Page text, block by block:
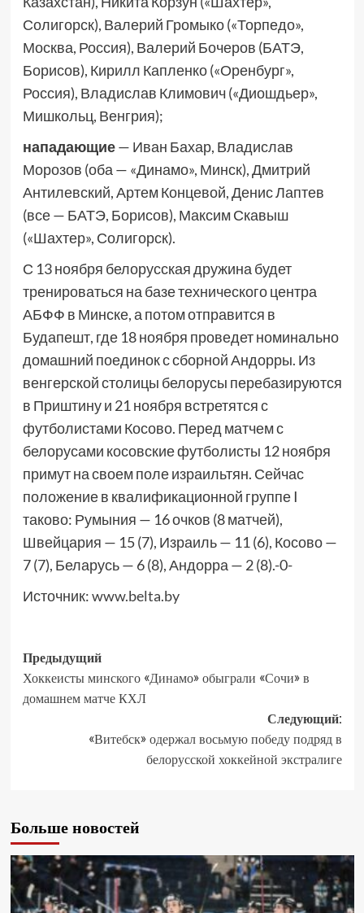
Солигорск), Валерий Громыко («Торпедо»,
Москва, Россия), Валерий Бочеров (БАТЭ,
Борисов), Кирилл Капленко («Оренбург»,
Россия), Владислав Климович («Диошдьер»,
Мишкольц, Венгрия);
нападающие— Иван Бахар, Владислав
Морозов (оба — «Динамо», Минск), Дмитрий
Антилевский, Артем Концевой, Денис Лаптев
(все — БАТЭ, Борисов), Максим Скавыш
(«Шахтер», Солигорск).
С 13 ноября белорусская дружина будет
тренироваться на базе технического центра
АБФФ в Минске, а потом отправится в
Будапешт, где 18 ноября проведет номинально
домашний поединок с сборной Андорры. Из
венгерской столицы белорусы перебазируются
в Приштину и 21 ноября встретятся с
футболистами Косово. Перед матчем с
белорусами косовские футболисты 12 ноября
примут на своем поле израильтян. Сейчас
положение в квалификационной группе I
таково: Румыния — 16 очков (8 матчей),
Швейцария — 15 (7), Израиль — 11 (6), Косово —
7 (7), Беларусь — 6 (8), Андорра — 2 (8).-0-
Источник:www.belta.by
Предыдущий
Хоккеисты минского «Динамо» обыграли «Сочи» в
домашнем матче КХЛ
Следующий:
«Витебск» одержал восьмую победу подряд в
белорусской хоккейной экстралиге
Больше новостей